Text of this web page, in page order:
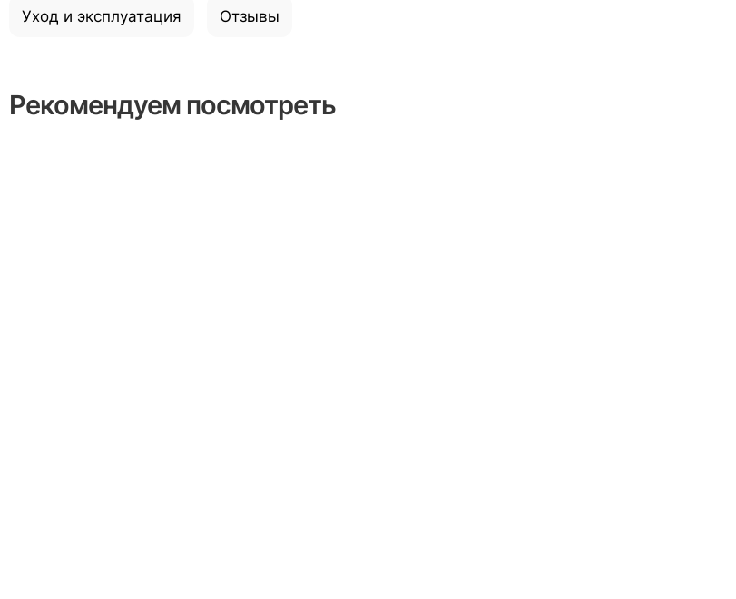
Уход и эксплуатация Отзывы
Рекомендуем посмотреть